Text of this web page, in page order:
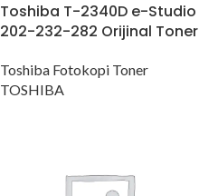
Toshiba T-2340D e-Studio
202-232-282 Orijinal Toner
Toshiba Fotokopi Toner
TOSHIBA